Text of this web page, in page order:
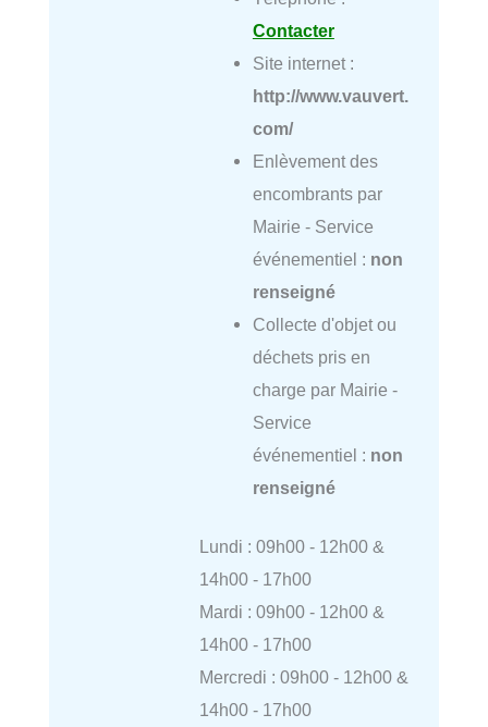
Contacter
Site internet :
http://www.vauvert.
com/
Enlèvement des
encombrants par
Mairie - Service
événementiel : non
renseigné
Collecte d'objet ou
déchets pris en
charge par Mairie -
Service
événementiel : non
renseigné
Lundi : 09h00 - 12h00 &
14h00 - 17h00
Mardi : 09h00 - 12h00 &
14h00 - 17h00
Mercredi : 09h00 - 12h00 &
14h00 - 17h00